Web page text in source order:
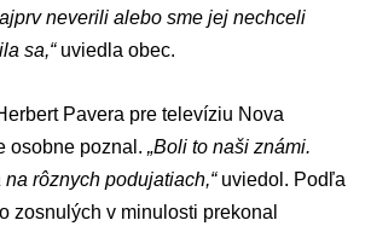
neverili alebo sme jej nechceli
sa,“uviedla obec.
Pavera pre televíziu Nova
osobne poznal. „Boli to naši známi.
rôznych podujatiach,“uviedol. Podľa
zosnulých v minulosti prekonal